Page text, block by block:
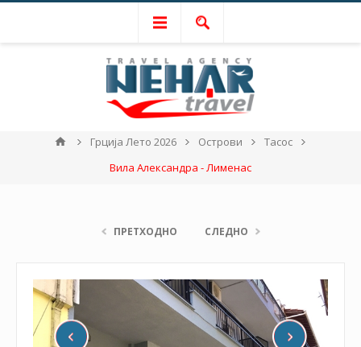
Грција Лето 2026 Острови
Тасос
Вила Александра - Лименас
ПРЕТХОДНО СЛЕДНО